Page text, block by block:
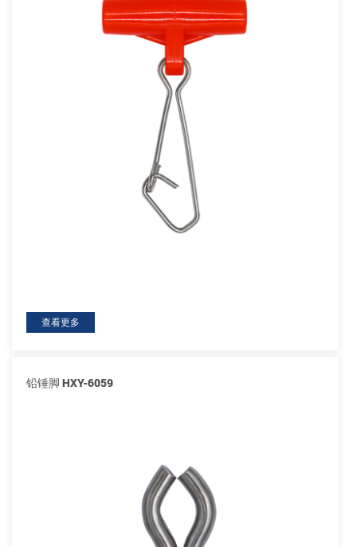
查看更多
铅锤脚 HXY-6059